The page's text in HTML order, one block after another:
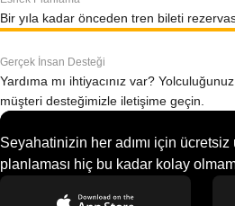
Bir yıla kadar önceden tren bileti
Gerçek İnsan Desteği
Yardıma mı ihtiyacınız var?
müşteri desteğimizle iletişime geçin.
Seyahatinizin her adımı için
planlaması hiç bu kadar kolay